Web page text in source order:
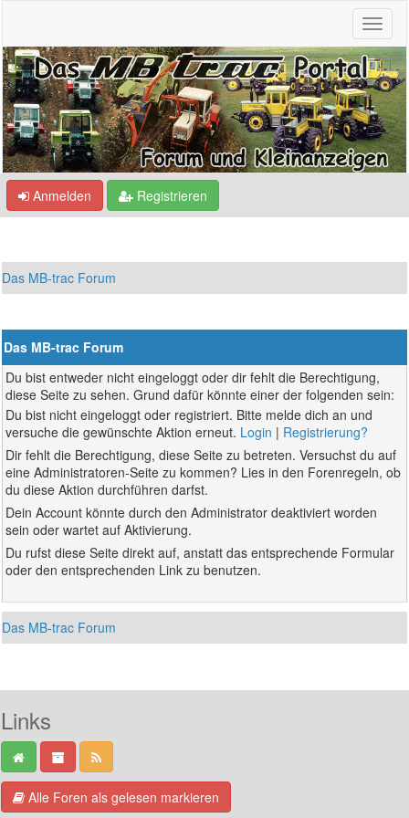
Anmelden Registrieren
Das MB-trac Forum
Das MB-trac Forum
Du bist entweder nicht eingeloggt oder dir fehlt die Berechtigung,
diese Seite zu sehen. Grund dafür könnte einer der folgenden sein:
Du bist nicht eingeloggt oder registriert. Bitte melde dich an und
versuche die gewünschte Aktion erneut. Login | Registrierung?
Dir fehlt die Berechtigung, diese Seite zu betreten. Versuchst du auf
eine Administratoren-Seite zu kommen? Lies in den Forenregeln, ob
du diese Aktion durchführen darfst.
Dein Account könnte durch den Administrator deaktiviert worden
sein oder wartet auf Aktivierung.
Du rufst diese Seite direkt auf, anstatt das entsprechende Formular
oder den entsprechenden Link zu benutzen.
Das MB-trac Forum
Links
Alle Foren als gelesen markieren